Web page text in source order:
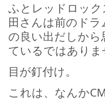
ふとレッドロッ
田さんは前のド
の良い出だしか
ているではありま
目が釘付け。
これは、なんか